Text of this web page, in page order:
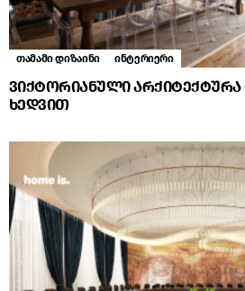
თამამი დიზაინი ინტერიერი
ვიქტორიანული
ხედვით